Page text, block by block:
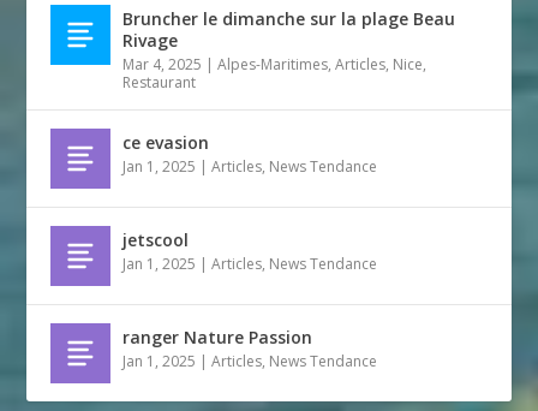
Bruncher le dimanche sur la plage Beau
Rivage
Mar 4, 2025 |Alpes-Maritimes,Articles, Nice,
Restaurant
ce evasion
Jan 1, 2025 |Articles, News Tendance
jetscool
Jan 1, 2025 |Articles, News Tendance
ranger Nature Passion
Jan 1, 2025 |Articles, News Tendance